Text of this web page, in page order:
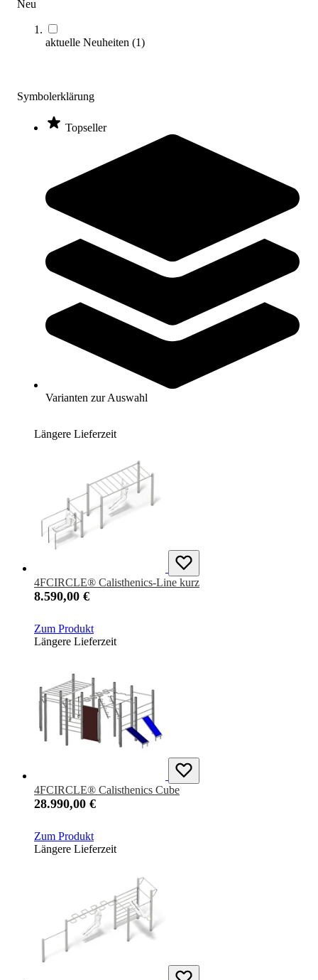
Neu
aktuelle Neuheiten (1)
Symbolerklärung
Topseller
Varianten zur Auswahl
Zum Produkt
URBANPARC® Fitnessbank 2.0
4.850,00 €
Zum Produkt
Längere Lieferzeit
URBANPARC® Fitnessbank
4.380,00 €
Längere Lieferzeit
4FCIRCLE® Calisthenics-Line kurz
8.590,00 €
Zum Produkt
Längere Lieferzeit
4FCIRCLE® Calisthenics Cube
28.990,00 €
Zum Produkt
Längere Lieferzeit